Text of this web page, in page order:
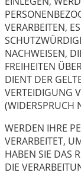
VERARBEITEN,
NACHWEISEN,
FREIHEITEN
DIENT DER
VERTEIDIGUNG
(WIDERSPRUCH
WERDEN IHRE
VERARBEITET,
HABEN SIE DAS
DIE